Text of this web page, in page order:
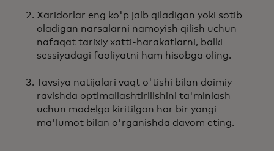
Xaridorlar eng ko'p jalb qiladigan yoki sotib
oladigan narsalarni namoyish qilish uchun
nafaqat tarixiy xatti-harakatlarni, balki
sessiyadagi faoliyatni ham hisobga oling.
Tavsiya natijalari vaqt o'tishi bilan doimiy
ravishda optimallashtirilishini ta'minlash
uchun modelga kiritilgan har bir yangi
ma'lumot bilan o'rganishda davom eting.